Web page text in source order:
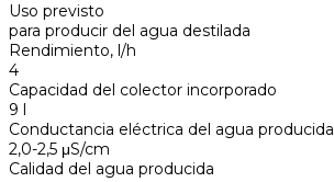
Uso previsto
para producir del agua destilada
Rendimiento, l/h
4
Capacidad del colector incorporado
9 l
Conductancia eléctrica del agua producida
2,0-2,5 μS/cm
Calidad del agua producida